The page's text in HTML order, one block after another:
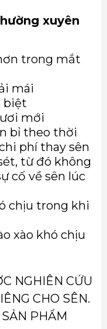
xuyên
trong mắt
mái
biệt
mới
bỉ theo thời
phí thay sên
từ đó không
cố về sên lúc
chịu trong khi
xào khó chịu
NGHIÊN CỨU
CHO SÊN.
PHẨM